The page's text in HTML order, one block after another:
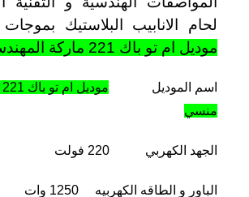
لحام الانابيب البلاستيك بموجات
موديل ام تو باك 221 ماركة المهندس منسي
اسم الموديل
منسي
الجهد الكهربي 220 فولت
الباور و الطاقه الكهربيه 1250 وات